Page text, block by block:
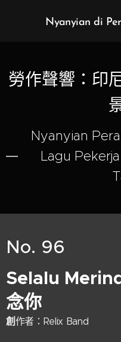
Nyanyian di
勞作聲響：印
Nyanyian
Lagu
No. 96
Selalu
念你
創作者：Relix Band